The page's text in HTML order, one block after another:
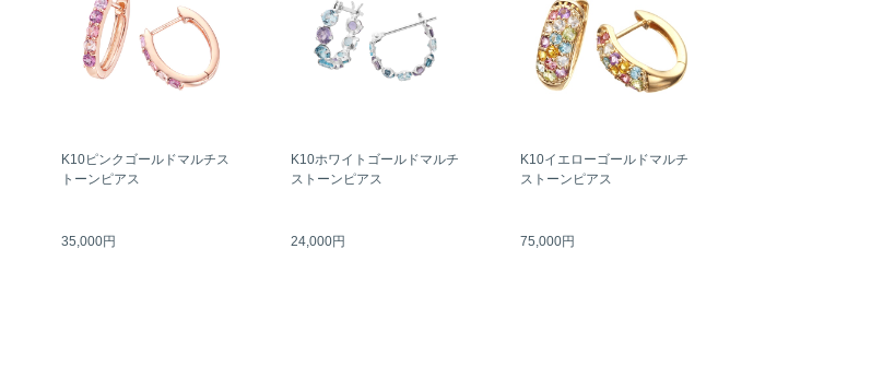
K10ピンクゴールドマルチス
トーンピアス
35,000円
K10ホワイトゴールドマルチ
ストーンピアス
24,000円
K10イエローゴールドマルチ
ストーンピアス
75,000円